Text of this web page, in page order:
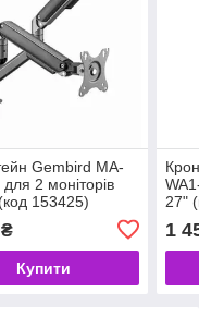
Gembird MA-
2 моніторів
153425)
Купити
27"
1